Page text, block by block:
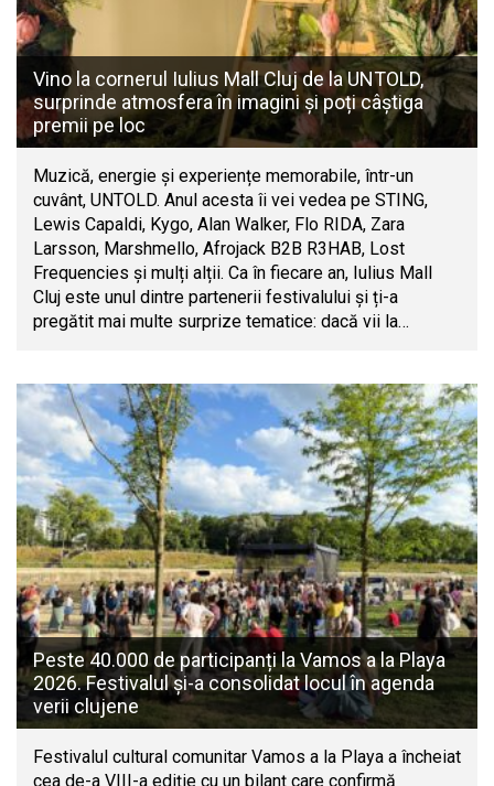
Vino la cornerul Iulius Mall Cluj de la UNTOLD,
surprinde atmosfera în imagini și poți câștiga
premii pe loc
Muzică, energie și experiențe memorabile, într-un
cuvânt, UNTOLD. Anul acesta îi vei vedea pe STING,
Lewis Capaldi, Kygo, Alan Walker, Flo RIDA, Zara
Larsson, Marshmello, Afrojack B2B R3HAB, Lost
Frequencies și mulți alții. Ca în fiecare an, Iulius Mall
Cluj este unul dintre partenerii festivalului și ți-a
pregătit mai multe surprize tematice: dacă vii la…
Peste 40.000 de participanți la Vamos a la Playa
2026. Festivalul și-a consolidat locul în agenda
verii clujene
Festivalul cultural comunitar Vamos a la Playa a încheiat
cea de-a VIII-a ediție cu un bilanț care confirmă